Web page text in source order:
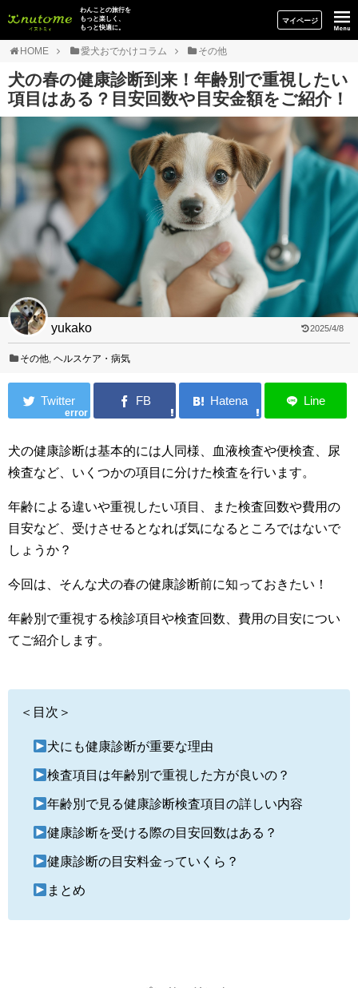
イヌトミィ
わんことの旅行を
もっと楽しく、
もっと快適に。
マイページ
HOME 愛犬おでかけコラム その他
犬の春の健康診断到来！年齢別で重視したい
項目はある？目安回数や目安金額をご紹介！
yukako 2025/4/8
その他,ヘルスケア・病気
error
犬の健康診断は基本的には人同様、血液検査や便検査、尿
検査など、いくつかの項目に分けた検査を行います。
年齢による違いや重視したい項目、また検査回数や費用の
目安など、受けさせるとなれば気になるところではないで
しょうか？
今回は、そんな犬の春の健康診断前に知っておきたい！
年齢別で重視する検診項目や検査回数、費用の目安につい
てご紹介します。
＜目次＞
犬にも健康診断が重要な理由
検査項目は年齢別で重視した方が良いの？
年齢別で見る健康診断検査項目の詳しい内容
健康診断を受ける際の目安回数はある？
健康診断の目安料金っていくら？
まとめ